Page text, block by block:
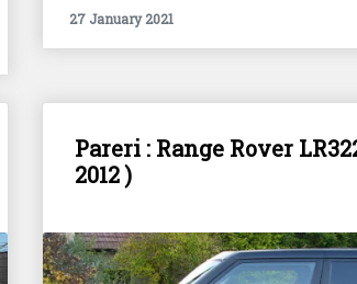
27 January 2021
Pareri : Range Rover
2012 )